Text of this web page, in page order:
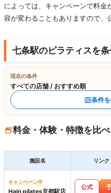
によっては、キャンペーンで料金
容が変わることもありますので、
七条駅のピラティスを
現在の条件
すべての店舗 / おすすめ順
条件
料金・体験・特徴を比
施設名 リンク
キャンペーン中
Hain pilates京都駅店
公式